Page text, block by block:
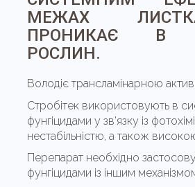
МЕЖАХ
ПРОНИКАЄ В
РОСЛИН.
Володіє трансламінарною
Стробітек використовують в
фунгіцидами у зв’язку із
нестабільністю, а також
Перепарат необхідно
фунгіцидами із іншим механізмом